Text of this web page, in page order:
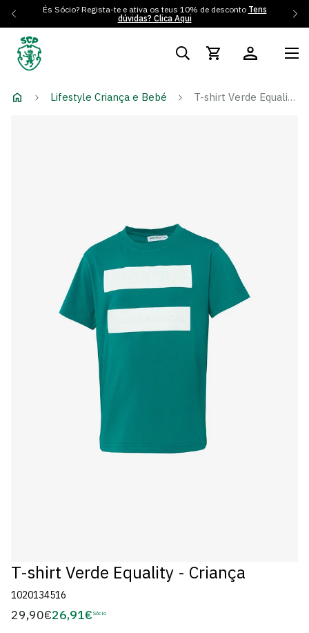
És Sócio? Regista-te e ativa os teus 10% de desconto Tens
dúvidas? Clica Aqui
Lifestyle Criança e Bebé T-shirt Verde Equality - Criança
T-shirt Verde Equality - Criança
1020134516
Preço
29,90€Preço
26,91€ Sócio